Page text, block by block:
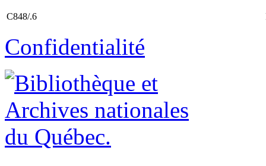
C848/.6
Confidentialité